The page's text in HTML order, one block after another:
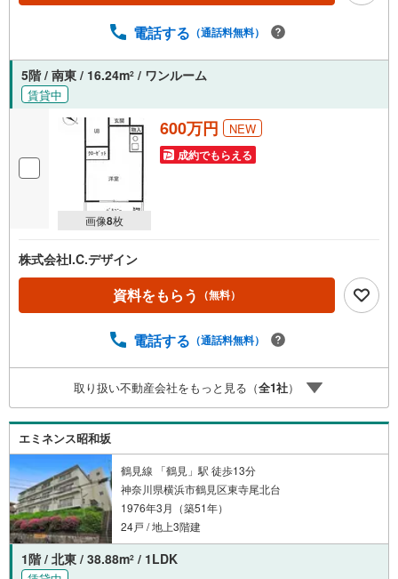
電話する （通話料無料）
5階 / 南東 / 16.24m2 / ワンルーム
賃貸中
画像8枚
600万円 NEW
成約でもらえる
株式会社I.C.デザイン
資料をもらう （無料）
電話する （通話料無料）
取り扱い不動産会社をもっと見る（全1社）
エミネンス昭和坂
鶴見線 「鶴見」駅 徒歩13分
神奈川県横浜市鶴見区東寺尾北台
1976年3月（築51年）
24戸 / 地上3階建
1階 / 北東 / 38.88m2 / 1LDK